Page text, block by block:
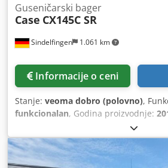
Sindelfingen 1.061 km
Guseničarski bager
Case CX145C SR
Informacije o ceni
Stanje: veoma dobro (polovno),
funkcionalan, Godina proizvodnje:
, * 11.500 радних сати * Радна
мотора 77 kW * Roadliner *
уређај Chsdpfxey Rm H Es Antja